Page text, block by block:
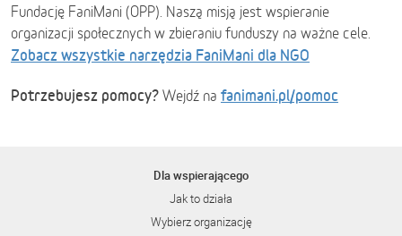
Fundację FaniMani (OPP). Naszą misją jest wspieranie
organizacji społecznych w zbieraniu funduszy na ważne cele.
Zobacz wszystkie narzędzia FaniMani dla NGO
Potrzebujesz pomocy? Wejdź na fanimani.pl/pomoc
Dla wspierającego
Jak to działa
Wybierz organizację